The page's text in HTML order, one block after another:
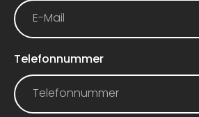
Telefonnummer